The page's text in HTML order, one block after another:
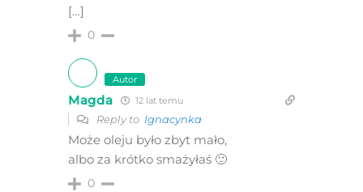
[…]
0
Autor
Magda 12 lat temu
Reply to Ignacynka
Może oleju było zbyt mało,
albo za krótko smażyłaś 🙂
0